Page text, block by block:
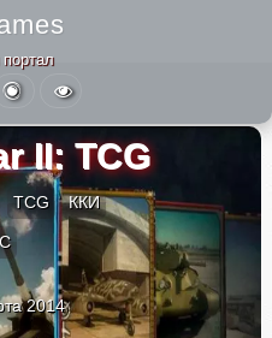
портал
II: TCG
TCG ККИ
2014